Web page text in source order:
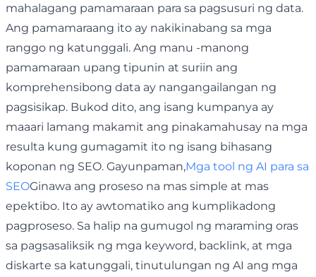
mahalagang pamamaraan para sa pagsusuri ng data.
Ang pamamaraang ito ay nakikinabang sa mga
ranggo ng katunggali. Ang manu -manong
pamamaraan upang tipunin at suriin ang
komprehensibong data ay nangangailangan ng
pagsisikap. Bukod dito, ang isang kumpanya ay
maaari lamang makamit ang pinakamahusay na mga
resulta kung gumagamit ito ng isang bihasang
koponan ng SEO. Gayunpaman,Mga tool ng AI para sa
SEOGinawa ang proseso na mas simple at mas
epektibo. Ito ay awtomatiko ang kumplikadong
pagproseso. Sa halip na gumugol ng maraming oras
sa pagsasaliksik ng mga keyword, backlink, at mga
diskarte sa katunggali, tinutulungan ng AI ang mga